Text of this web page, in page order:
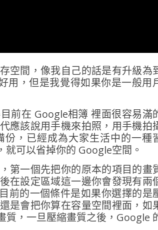
空間，像我自己的話是有升級為
用，但是我覺得如果你是一般用
前在 Google相簿 裡面很容易滿
應該說用手機來拍照，用手機拍
，已經成為大家生活中的一種
可以省掉你的 Google空間。
第一個先把你的原本的項目的畫
在設定區域這一邊你會發現有兩
前的一個條件是如果你選擇的是
是會把你算在容量空間裡面，如
質，一旦壓縮畫質之後，Google